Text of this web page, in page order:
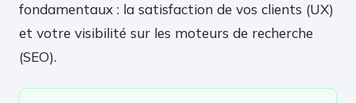
fondamentaux : la satisfaction de vos clients (UX)
et votre visibilité sur les moteurs de recherche
(SEO).